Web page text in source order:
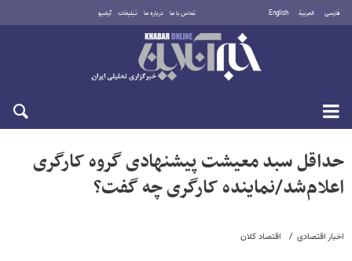
فارسی العربية English تماس با ما درباره ما تبلیغات آرشیو
شنبه ۱۷ مرداد ۱۴۰۵
اخبار اقتصادی اقتصاد کلان
حداقل سبد معیشت پیشنهادی گروه کارگری
اعلام‌شد/نماینده کارگری چه گفت؟